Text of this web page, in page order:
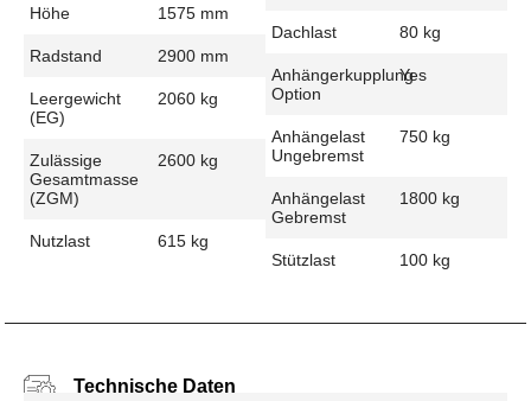
Höhe 1575 mm
Radstand 2900 mm
Leergewicht
(EG)
2060 kg
Zulässige
Gesamtmasse
(zGM)
2600 kg
Nutzlast 615 kg
Dachlast 80 kg
Anhängerkupplung
Option
Yes
Anhängelast
Ungebremst
750 kg
Anhängelast
Gebremst
1800 kg
Stützlast 100 kg
Technische Daten